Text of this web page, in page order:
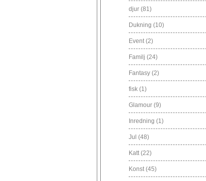
djur (81)
Dukning (10)
Event (2)
Familj (24)
Fantasy (2)
fisk (1)
Glamour (9)
Inredning (1)
Jul (48)
Katt (22)
Konst (45)